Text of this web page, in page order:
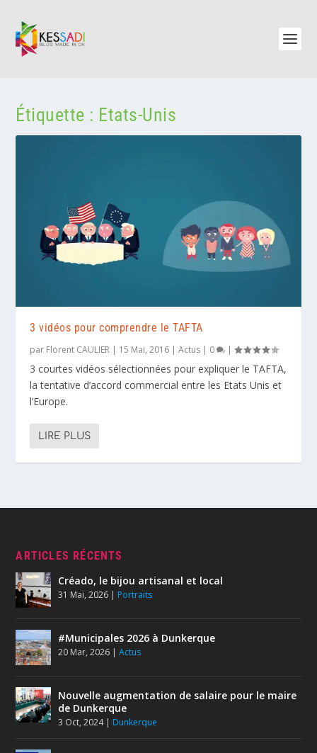
Étiquette : Etats-Unis
3 vidéos pour comprendre le TAFTA
par Florent CAULIER | 15 Mai, 2016 |Actus | 0 |
3 courtes vidéos sélectionnées pour expliquer le TAFTA,
la tentative d’accord commercial entre les Etats Unis et
l’Europe.
LIRE PLUS
ARTICLES RÉCENTS
Créado, le bijou artisanal et local
31 Mai, 2026 | Portraits
#Municipales 2026 à Dunkerque
20 Mar, 2026 |Actus
Nouvelle augmentation de salaire pour le maire
de Dunkerque
3 Oct, 2024| Dunkerque